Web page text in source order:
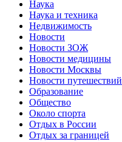
Наука
Наука и техника
Недвижимость
Новости
Новости ЗОЖ
Новости медицины
Новости Москвы
Новости путешествий
Образование
Общество
Около спорта
Отдых в России
Отдых за границей